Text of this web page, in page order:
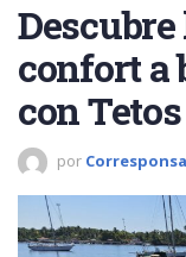
confort a
con
por